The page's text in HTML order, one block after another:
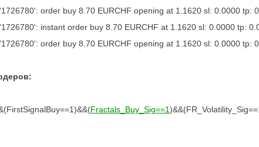
'1726780': order buy 8.70 EURCHF opening at 1.1620 sl: 0.0000 tp:
'1726780': instant order buy 8.70 EURCHF at 1.1620 sl: 0.0000 tp:
'1726780': order buy 8.70 EURCHF opening at 1.1620 sl: 0.0000 tp:
Fractals_Buy_Sig==1